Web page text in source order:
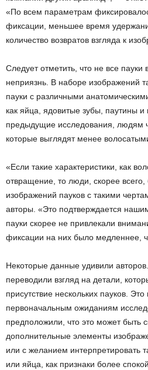
«По всем параметрам
фиксации, меньшее время
количество возвратов взгляда к
Следует отметить, что не все
неприязнь. В наборе изображений
пауки с различными
как яйца, ядовитые зубы, паутины и
предыдущие исследования, людям
которые выглядят менее
«Если такие характеристики, как
отвращение, то люди, скорее всего,
изображений пауков с такими
авторы. «Это подтверждается
пауки скорее не привлекали
фиксации на них было медленнее,
Некоторые данные удивили
переводили взгляд на детали,
присутствие нескольких пауков.
первоначальным ожиданиям
предположили, что это может быть
дополнительные элементы
или с желанием интерпретировать
или яйца, как признаки более